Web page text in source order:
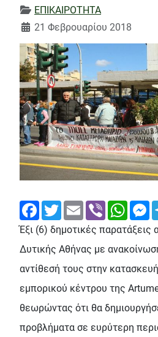
ΕΠΙΚΑΙΡΟΤΗΤΑ
21 Φεβρουαρίου 2018
FacebookTwitterEmail Viber
Έξι (6) δημοτικές παρατάξεις
Δυτικής Αθήνας με
αντίθεσή τους στην
εμπορικού κέντρου της
θεωρώντας ότι θα
προβλήματα σε ευρύτερη